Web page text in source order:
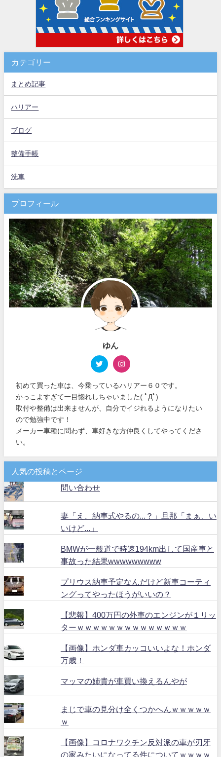
カテゴリー
まとめ記事
ハリアー
ブログ
整備手帳
洗車
プロフィール
ゆん
初めて買った車は、今乗っているハリアー６０です。
かっこよすぎて一目惚れしちゃいました( ﾟДﾟ)
取付や整備は出来ませんが、自分でイジれるようになりたい
ので勉強中です！
メーカー車種に問わず、車好きな方仲良くしてやってくださ
い。
人気の投稿とページ
問い合わせ
妻「え、納車式やるの...？」旦那「まぁ、い
いけど...」
BMWが一般道で時速194km出して国産車と
事故った結果wwwwwwwww
プリウス納車予定なんだけど新車コーティ
ングってやったほうがいいの？
【悲報】400万円の外車のエンジンが１リッ
ターｗｗｗｗｗｗｗｗｗｗｗｗｗｗ
【画像】ホンダ車カッコいいよな！ホンダ
万歳！
マッマの姉貴が車買い換えるんやが
まじで車の見分け全くつかへんｗｗｗｗｗ
ｗ
【画像】コロナワクチン反対派の車が刃牙
の家みたいになってる件についてｗｗｗｗ